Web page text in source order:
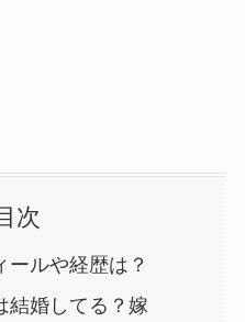
次
ールや経歴は？
結婚してる？嫁